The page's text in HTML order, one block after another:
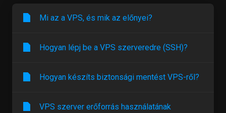
Mi az a VPS, és mik az előnyei?
Hogyan lépj be a VPS szerveredre (SSH)?
Hogyan készíts biztonsági mentést VPS-ről?
VPS szerver erőforrás használatának